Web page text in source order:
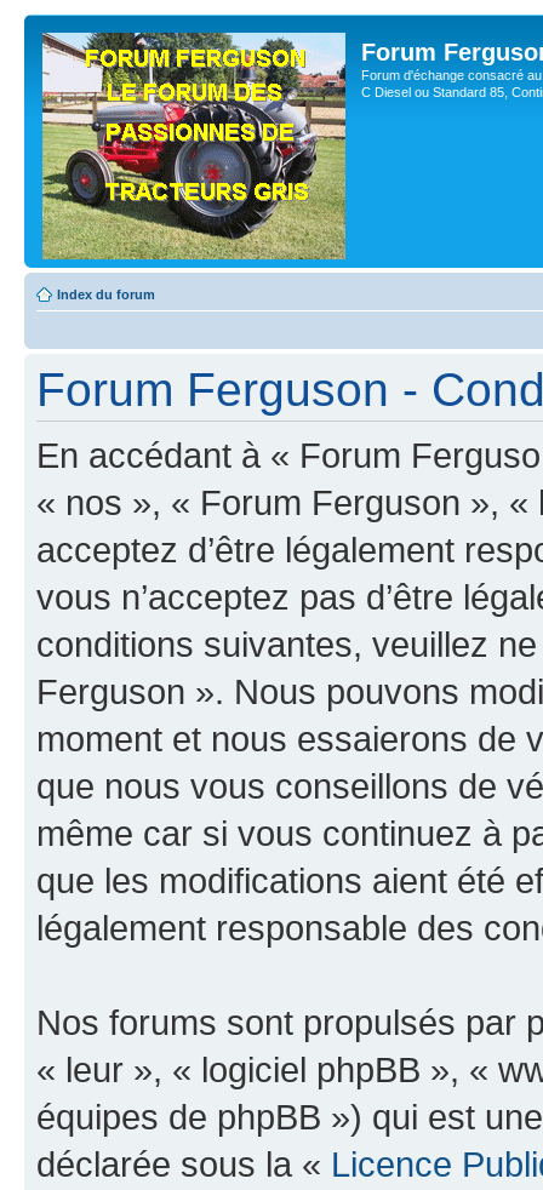
Forum
Forum d'échange consacré
C Diesel ou Standard 85,
Index du forum
Forum Ferguson -
En accédant à « Forum
« nos », « Forum Ferguson »,
acceptez d’être légalement
vous n’acceptez pas d’être
conditions suivantes, veuillez
Ferguson ». Nous pouvons
moment et nous essaierons de
que nous vous conseillons de
même car si vous continuez à
que les modifications aient été
légalement responsable des
Nos forums sont propulsés par
« leur », « logiciel phpBB », «
équipes de phpBB ») qui est
déclarée sous la « Licence